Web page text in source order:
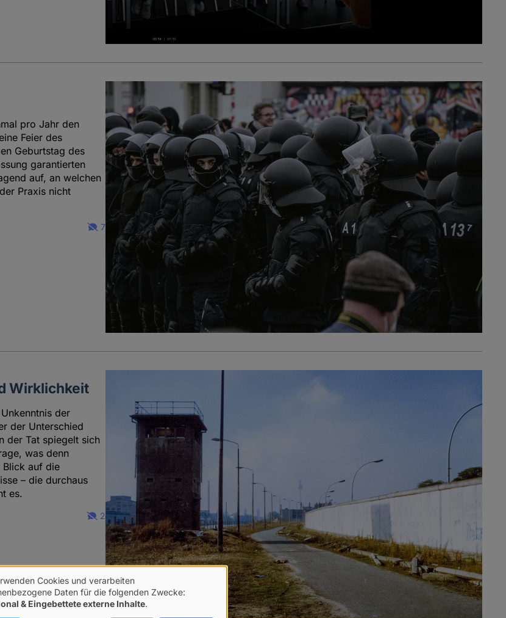
pro Jahr den
Feier des
Geburtstag des
garantierten
auf, an welchen
Praxis nicht
7
Wirklichkeit
der
der Unterschied
der Tat spiegelt sich
was denn
Blick auf die
– die durchaus
es.
2
Cookies und verarbeiten
Daten für die folgenden Zwecke:
& Eingebettete externe Inhalte